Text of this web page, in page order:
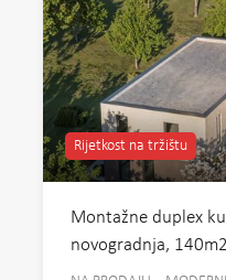
Rijetkost na tržištu
Montažne duplex
novogradnja, 140m2